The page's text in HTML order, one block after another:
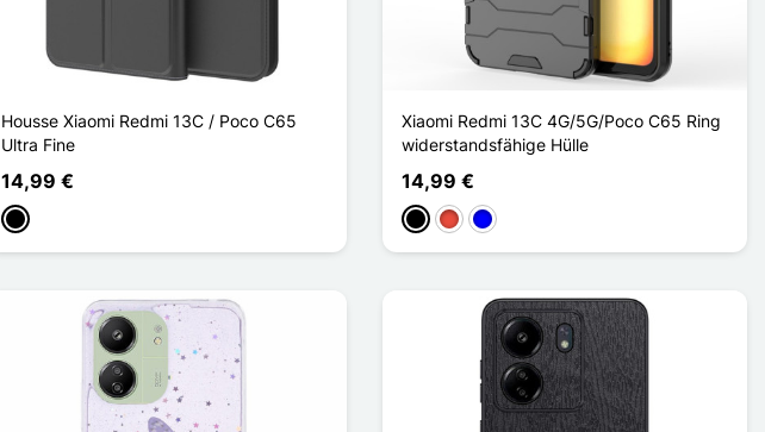
Housse Xiaomi Redmi 13C / Poco C65
Ultra Fine
14,99 €
Schwarz
Xiaomi Redmi 13C 4G/5G/Poco C65 Ring
widerstandsfähige Hülle
14,99 €
Schwarz
Rot Blau